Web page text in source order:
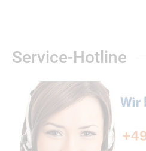
Service-Hotline